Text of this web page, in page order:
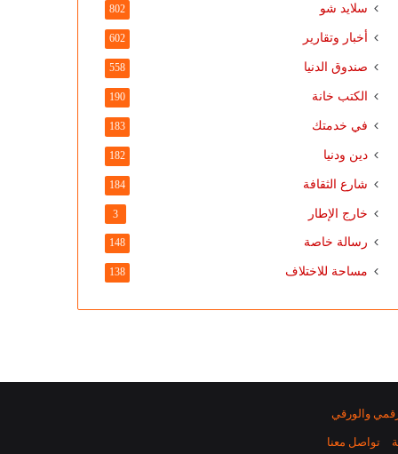
سلايد شو 802
أخبار وتقارير 602
صندوق الدنيا 558
الكتب خانة 190
في خدمتك 183
دين ودنيا 182
شارع الثقافة 184
خارج الإطار 3
رسالة خاصة 148
مساحة للاختلاف 138
والورقي
تواصل معنا